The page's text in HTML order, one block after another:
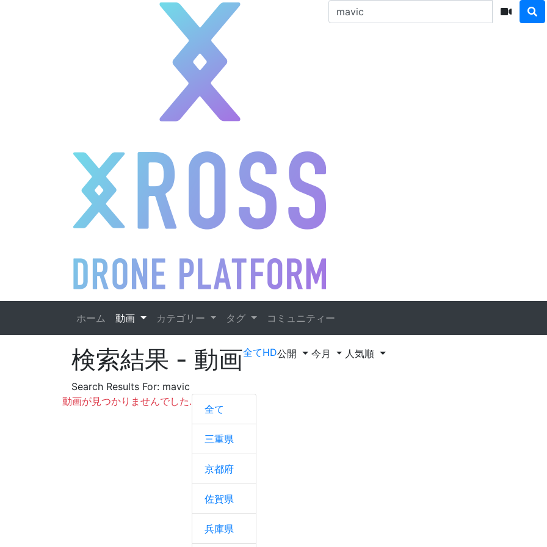
ホーム 動画 カテゴリー タグ コミュニティー
検索結果 - 動画全てHD公開 今月 人気順
Search Results For: mavic
動画が見つかりませんでした.
全て
三重県
京都府
佐賀県
兵庫県